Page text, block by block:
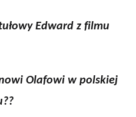
Edward z filmu
Olafowi w polskiej